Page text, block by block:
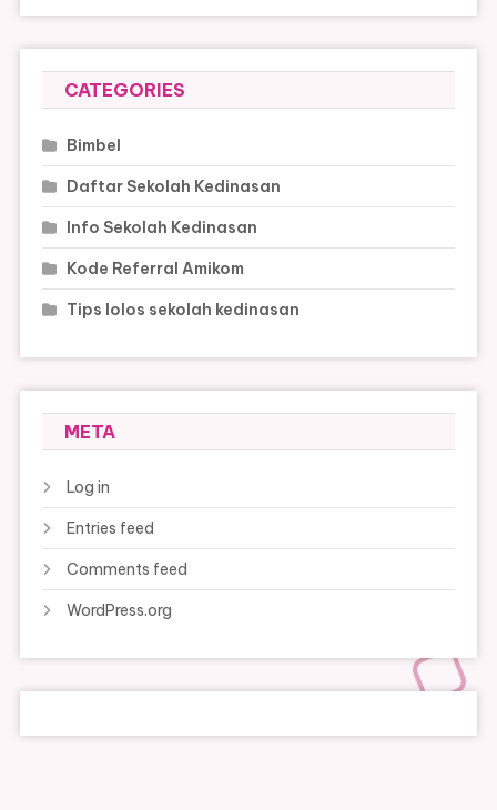
CATEGORIES
Bimbel
Daftar Sekolah Kedinasan
Info Sekolah Kedinasan
Kode Referral Amikom
Tips lolos sekolah kedinasan
META
Log in
Entries feed
Comments feed
WordPress.org